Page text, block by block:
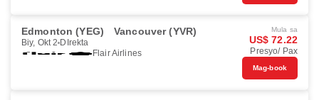
Edmonton (YEG) Vancouver (YVR)
Biy, Okt 2 DIrekta
Flair Airlines
Mula sa
US$ 72.22
Presyo/ Pax
Mag-book